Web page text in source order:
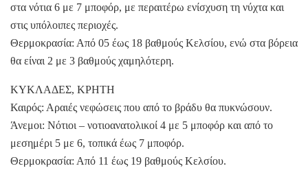
στα νότια 6 με 7 μποφόρ, με περαιτέρω ενίσχυση τη νύχτα και
στις υπόλοιπες περιοχές.
Θερμοκρασία: Από 05 έως 18 βαθμούς Κελσίου, ενώ στα βόρεια
θα είναι 2 με 3 βαθμούς χαμηλότερη.
ΚΥΚΛΑΔΕΣ, ΚΡΗΤΗ
Καιρός: Αραιές νεφώσεις που από το βράδυ θα πυκνώσουν.
Άνεμοι: Νότιοι – νοτιοανατολικοί 4 με 5 μποφόρ και από το
μεσημέρι 5 με 6, τοπικά έως 7 μποφόρ.
Θερμοκρασία: Από 11 έως 19 βαθμούς Κελσίου.